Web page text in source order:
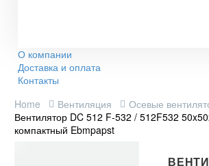
О компании
Доставка и оплата
Контакты
Home
Вентиляция
Осевые
Вентилятор DC 512 F-532 / 512F532
компактный Ebmpapst